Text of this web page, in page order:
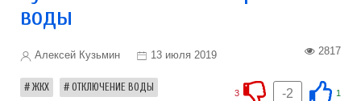
воды
Алексей Кузьмин 13 июля 2019 2817
ЖКХ ОТКЛЮЧЕНИЕ ВОДЫ 1
-2
3